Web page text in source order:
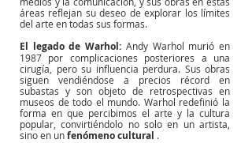
áreas reflejan su deseo de explorar los límites
del arte en todas sus formas.
El legado de Warhol: Andy Warhol murió en
1987 por complicaciones posteriores a una
cirugía, pero su influencia perdura. Sus obras
siguen vendiéndose a precios récord en
subastas y son objeto de retrospectivas en
museos de todo el mundo. Warhol redefinió la
forma en que percibimos el arte y la cultura
popular, convirtiéndolo no solo en un artista,
sino en unfenómeno cultural .